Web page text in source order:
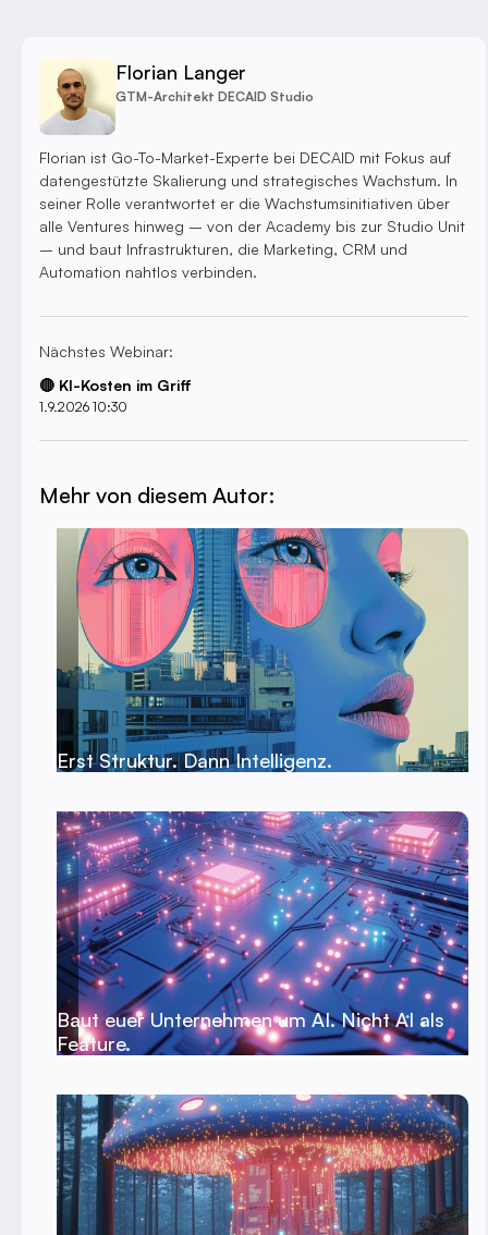
Florian Langer
GTM-Architekt DECAID Studio
Florian ist Go-To-Market-Experte bei DECAID mit Fokus auf
datengestützte Skalierung und strategisches Wachstum. In
seiner Rolle verantwortet er die Wachstumsinitiativen über
alle Ventures hinweg – von der Academy bis zur Studio Unit
– und baut Infrastrukturen, die Marketing, CRM und
Automation nahtlos verbinden.
Nächstes Webinar:
🔴 KI-Kosten im Griff
1.9.2026 10:30
Mehr von diesem Autor:
Erst Struktur. Dann Intelligenz.
Baut euer Unternehmen um AI. Nicht AI als
Feature.